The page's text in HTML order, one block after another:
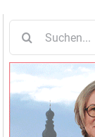
nach: